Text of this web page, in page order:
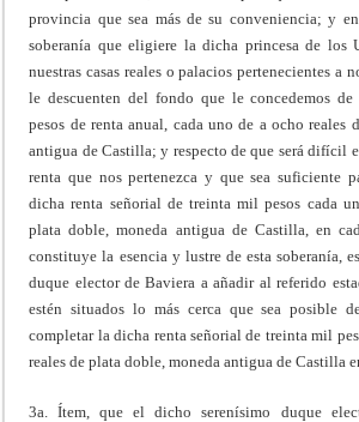
provincia que sea más de su conveniencia; y
soberanía que eligiere la dicha princesa de los
nuestras casas reales o palacios pertenecientes a
le descuenten del fondo que le concedemos
pesos de renta anual, cada uno de a ocho reales
antigua de Castilla; y respecto de que será difícil
renta que nos pertenezca y que sea suficiente
dicha renta señorial de treinta mil pesos cada
plata doble, moneda antigua de Castilla, en
constituye la esencia y lustre de esta soberanía,
duque elector de Baviera a añadir al referido
estén situados lo más cerca que sea posible
completar la dicha renta señorial de treinta mil
reales de plata doble, moneda antigua de Castilla
3a. Ítem, que el dicho serenísimo duque